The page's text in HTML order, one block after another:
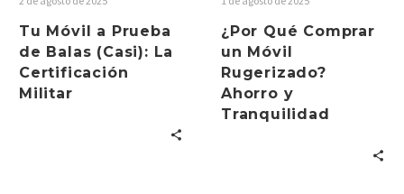
Tu Móvil a Prueba
de Balas (Casi): La
Certificación
Militar
¿Por Qué Comprar
un Móvil
Rugerizado?
Ahorro y
Tranquilidad